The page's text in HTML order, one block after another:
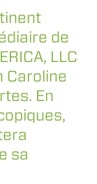
de
LLC
Caroline
En
sa